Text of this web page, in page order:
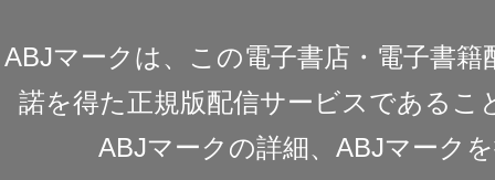
ABJマークは、この電子書店・電子書
諾を得た正規版配信サービスであるこ
ABJマークの詳細、ABJマーク